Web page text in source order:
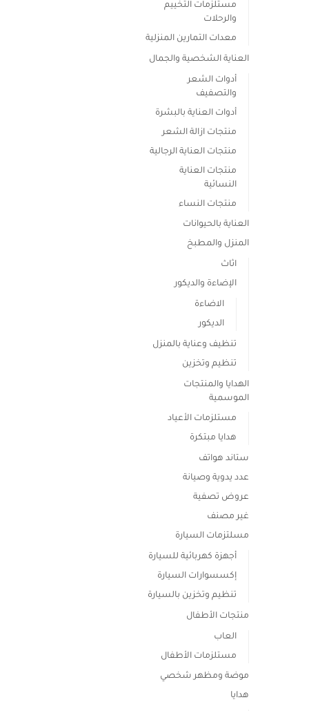
مستلزمات التخييم
والرحلات
معدات التمارين المنزلية
العناية الشخصية والجمال
أدوات الشعر
والتصفيف
أدوات العناية بالبشرة
منتجات ازالة الشعر
منتجات العناية الرجالية
منتجات العناية
النسائية
منتجات النساء
العناية بالحيوانات
المنزل والمطبخ
اثاث
الإضاءة والديكور
الاضاءة
الديكور
تنظيف وعناية بالمنزل
تنظيم وتخزين
الهدايا والمنتجات
الموسمية
مستلزمات الأعياد
هدايا مبتكرة
ستاند هواتف
عدد يدوية وصيانة
عروض تصفية
غير مصنف
مسلتزمات السيارة
أجهزة كهربائية للسيارة
إكسسوارات السيارة
تنظيم وتخزين بالسيارة
منتجات الأطفال
العاب
مستلزمات الأطفال
موضة ومظهر شخصي
هدايا